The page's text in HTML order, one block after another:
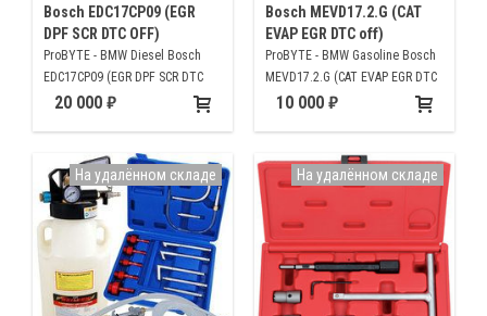
Bosch EDC17CP09 (EGR
DPF SCR DTC OFF)
ProBYTE - BMW Diesel Bosch
EDC17CP09 (EGR DPF SCR DTC
OFF)
20 000
Bosch MEVD17.2.G (CAT
EVAP EGR DTC off)
ProBYTE - BMW Gasoline Bosch
MEVD17.2.G (CAT EVAP EGR DTC
off)10 000
На удалённом складе На удалённом складе